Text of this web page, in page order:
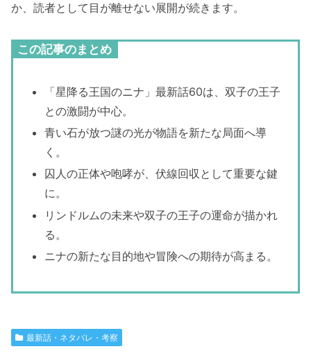
か、読者として目が離せない展開が続きます。
この記事のまとめ
「星降る王国のニナ」最新話60は、双子の王子
との激闘が中心。
青い石が放つ謎の光が物語を新たな局面へ導
く。
囚人の正体や咆哮が、伏線回収として重要な鍵
に。
リンドルムの未来や双子の王子の運命が描かれ
る。
ニナの新たな目的地や冒険への期待が高まる。
最新話・ネタバレ・考察